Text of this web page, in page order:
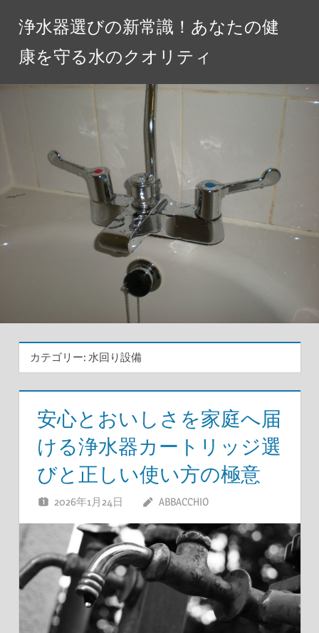
プ
浄水器選びの新常識！あなたの健
康を守る水のクオリティ
カテゴリー: 水回り設備
安心とおいしさを家庭へ届
ける浄水器カートリッジ選
びと正しい使い方の極意
2026年1月24日 ABBACCHIO